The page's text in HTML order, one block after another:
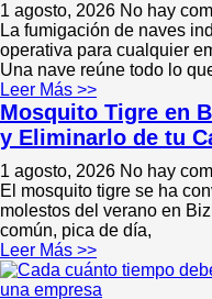
1 agosto, 2026 No hay
La fumigación de naves
operativa para cualquier
Una nave reúne todo lo
Leer Más >>
Mosquito Tigre en
y Eliminarlo de tu
1 agosto, 2026 No hay
El mosquito tigre se ha
molestos del verano en
común, pica de día,
Leer Más >>